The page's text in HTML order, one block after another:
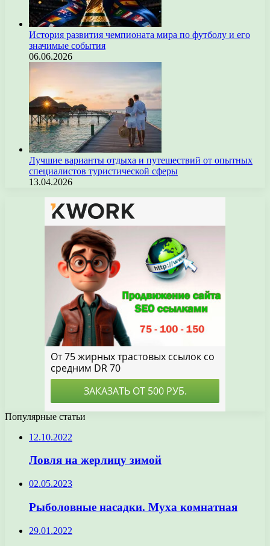
История развития чемпионата мира по футболу и его
значимые события
06.06.2026
Лучшие варианты отдыха и путешествий от опытных
специалистов туристической сферы
13.04.2026
Популярные статьи
12.10.2022
Ловля на жерлицу зимой
02.05.2023
Рыболовные насадки. Муха комнатная
29.01.2022